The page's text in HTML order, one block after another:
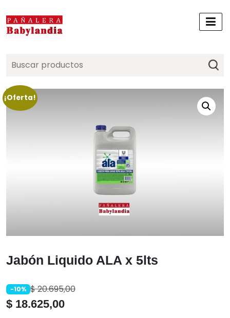
Search
for:
¡Oferta!
Jabón Liquido ALA x 5lts
-10% $20.695,00
$ 18.625,00